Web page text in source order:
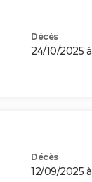
Décès
24/10/2025 à
Décès
12/09/2025 à